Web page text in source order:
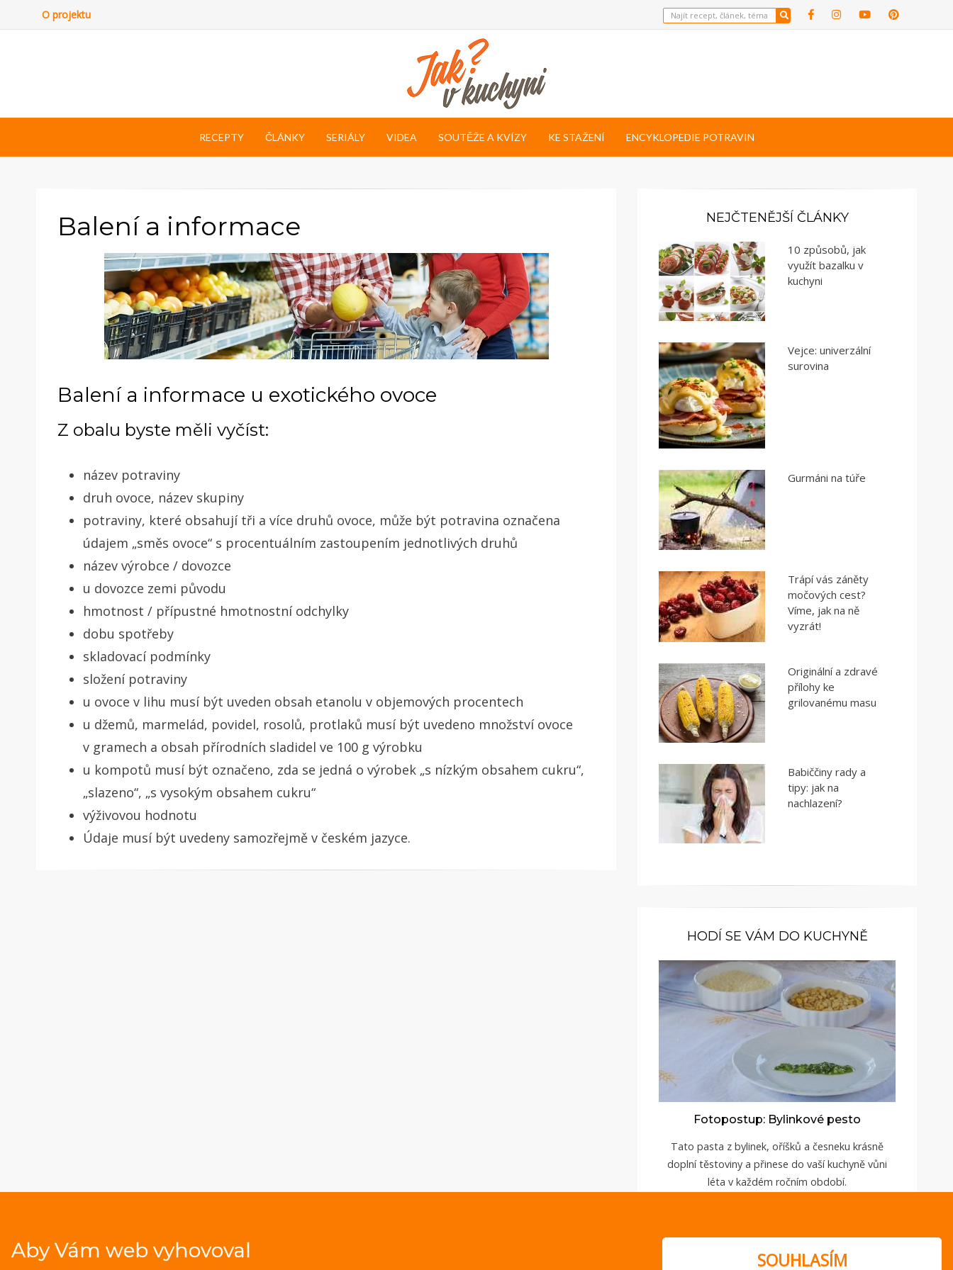
O projektu
RECEPTY ČLÁNKY SERIÁLY VIDEA SOUTĚŽE A KVÍZY KE STAŽENÍ ENCYKLOPEDIE POTRAVIN
Balení a informace
Balení a informace u exotického ovoce
Z obalu byste měli vyčíst:
název potraviny
druh ovoce, název skupiny
potraviny, které obsahují tři a více druhů ovoce, může být potravina označena
údajem „směs ovoce“ s procentuálním zastoupením jednotlivých druhů
název výrobce / dovozce
u dovozce zemi původu
hmotnost / přípustné hmotnostní odchylky
dobu spotřeby
skladovací podmínky
složení potraviny
u ovoce v lihu musí být uveden obsah etanolu v objemových procentech
u džemů, marmelád, povidel, rosolů, protlaků musí být uvedeno množství ovoce
v gramech a obsah přírodních sladidel ve 100 g výrobku
u kompotů musí být označeno, zda se jedná o výrobek „s nízkým obsahem cukru“,
„slazeno“, „s vysokým obsahem cukru“
výživovou hodnotu
Údaje musí být uvedeny samozřejmě v českém jazyce.
NEJČTENĚJŠÍ ČLÁNKY
10 způsobů, jak
využít bazalku v
kuchyni
Vejce: univerzální
surovina
Gurmáni na túře
Trápí vás záněty
močových cest?
Víme, jak na ně
vyzrát!
Originální a zdravé
přílohy ke
grilovanému masu
Babiččiny rady a
tipy: jak na
nachlazení?
HODÍ SE VÁM DO KUCHYNĚ
Fotopostup: Bylinkové pesto
Tato pasta z bylinek, oříšků a česneku krásně
doplní těstoviny a přinese do vaší kuchyně vůni
léta v každém ročním období.
Aby Vám web vyhovoval SOUHLASÍM